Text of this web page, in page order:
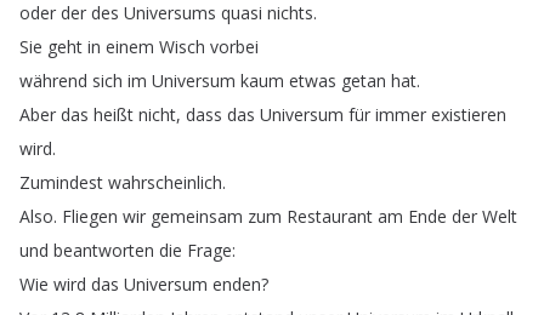
oder der des Universums quasi nichts.
Sie geht in einem Wisch vorbei
während sich im Universum kaum etwas getan hat.
Aber das heißt nicht, dass das Universum für immer existieren
wird.
Zumindest wahrscheinlich.
Also. Fliegen wir gemeinsam zum Restaurant am Ende der Welt
und beantworten die Frage:
Wie wird das Universum enden?